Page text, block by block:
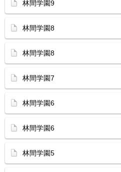
林間学園9
林間学園8
林間学園8
林間学園7
林間学園6
林間学園6
林間学園5